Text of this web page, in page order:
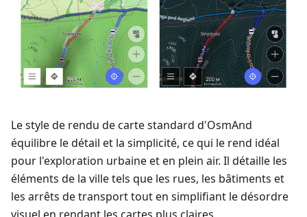
Le style de rendu de carte standard d'OsmAnd
équilibre le détail et la simplicité, ce qui le rend idéal
pour l'exploration urbaine et en plein air. Il détaille les
éléments de la ville tels que les rues, les bâtiments et
les arrêts de transport tout en simplifiant le désordre